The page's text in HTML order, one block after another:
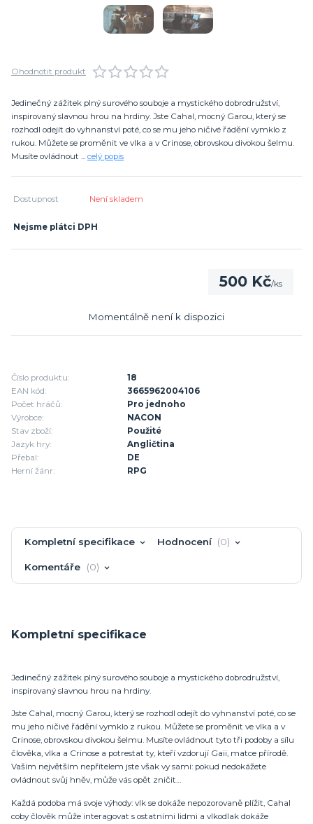
Ohodnotit produkt
Jedinečný zážitek plný surového souboje a mystického dobrodružství,
inspirovaný slavnou hrou na hrdiny. Jste Cahal, mocný Garou, který se
rozhodl odejít do vyhnanství poté, co se mu jeho ničivé řádění vymklo z
rukou. Můžete se proměnit ve vlka a v Crinose, obrovskou divokou šelmu.
Musíte ovládnout ... celý popis
Dostupnost Není skladem
Nejsme plátci DPH
500 Kč/ks
Momentálně není k dispozici
Číslo produktu:
18
EAN kód:
3665962004106
Počet hráčů:
Pro jednoho
Výrobce:
NACON
Stav zboží:
Použité
Jazyk hry:
Angličtina
Přebal:
DE
Herní žánr:
RPG
Kompletní specifikace Hodnocení 0
Komentáře 0
Kompletní specifikace
Jedinečný zážitek plný surového souboje a mystického dobrodružství,
inspirovaný slavnou hrou na hrdiny.
Jste Cahal, mocný Garou, který se rozhodl odejít do vyhnanství poté, co se
mu jeho ničivé řádění vymklo z rukou. Můžete se proměnit ve vlka a v
Crinose, obrovskou divokou šelmu. Musíte ovládnout tyto tři podoby a sílu
člověka, vlka a Crinose a potrestat ty, kteří vzdorují Gaii, matce přírodě.
Vaším největším nepřítelem jste však vy sami: pokud nedokážete
ovládnout svůj hněv, může vás opět zničit…
Každá podoba má svoje výhody: vlk se dokáže nepozorovaně plížit, Cahal
coby člověk může interagovat s ostatními lidmi a vlkodlak dokáže